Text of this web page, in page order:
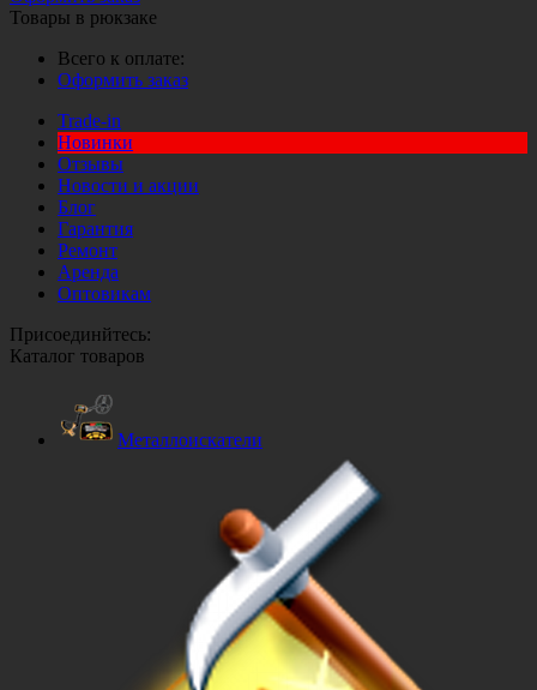
Товары в рюкзаке
Всего к оплате:
Оформить заказ
Trade-in
Новинки
Отзывы
Новости и акции
Блог
Гарантия
Ремонт
Аренда
Оптовикам
Присоединйтесь:
Каталог товаров
Металлоискатели